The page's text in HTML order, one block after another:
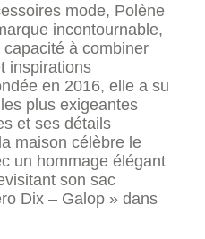
mode, Polène
incontournable,
à combiner
inspirations
en 2016, elle a su
plus exigeantes
et ses détails
maison célèbre le
un hommage élégant
son sac
Dix – Galop » dans